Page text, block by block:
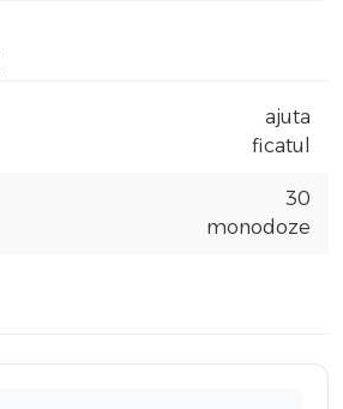
ajuta
ficatul
30
monodoze